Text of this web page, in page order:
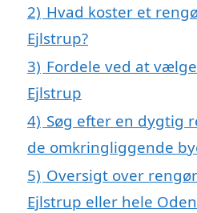
2) Hvad koster et
Ejlstrup?
3) Fordele ved at
Ejlstrup
4) Søg efter en dygtig
de omkringliggende
5) Oversigt over
Ejlstrup eller hele